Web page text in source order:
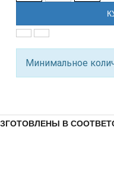
Минимальное
В